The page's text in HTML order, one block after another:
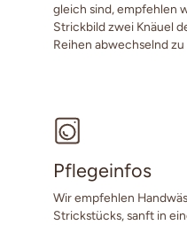
gleich sind, empfehlen
Strickbild zwei Knäuel
Reihen abwechselnd
Pflegeinfos
Wir empfehlen
Strickstücks, sanft in